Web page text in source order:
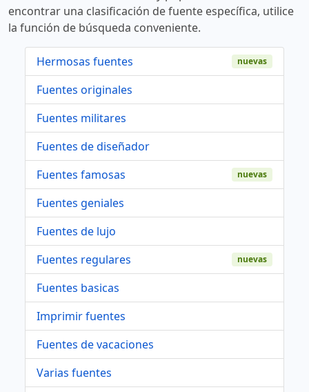
encontrar una clasificación de fuente específica, utilice
la función de búsqueda conveniente.
Hermosas fuentes nuevas
Fuentes originales
Fuentes militares
Fuentes de diseñador
Fuentes famosas
nuevas
Fuentes geniales
Fuentes de lujo
Fuentes regulares
nuevas
Fuentes basicas
Imprimir fuentes
Fuentes de vacaciones
Varias fuentes